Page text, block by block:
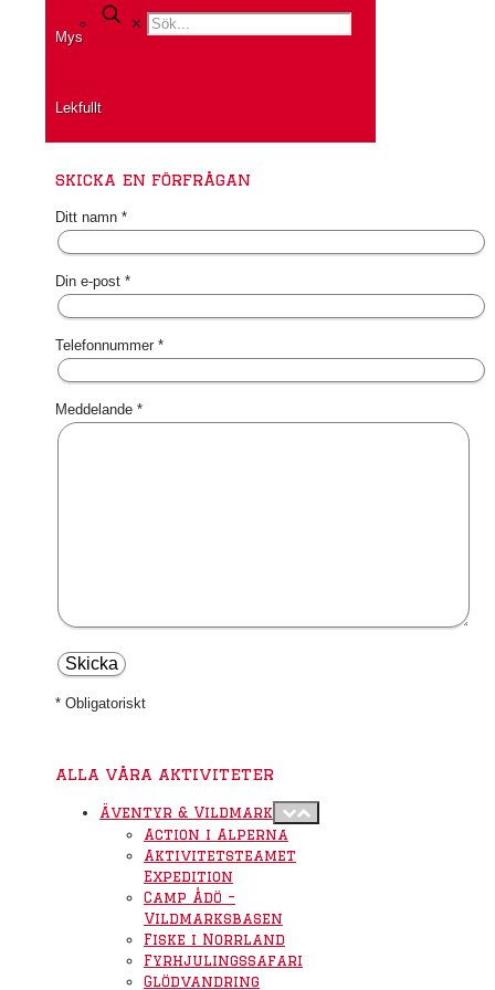
✕
Mys
Lekfullt
skicka en förfrågan
Ditt namn *
Din e-post *
Telefonnummer *
Meddelande *
* Obligatoriskt
alla våra aktiviteter
Äventyr & Vildmark
Action i Alperna
Aktivitetsteamet
Expedition
Camp Ådö –
Vildmarksbasen
Fiske i Norrland
Fyrhjulingssafari
Glödvandring